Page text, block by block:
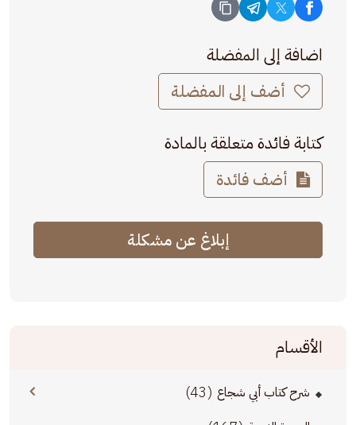
اضافة إلى المفضلة
أضف إلى المفضلة
كتابة فائدة متعلقة بالمادة
أضف فائدة
إبلاغ عن مشكلة
الأقسام
شرح كتاب أبي شجاع (43)